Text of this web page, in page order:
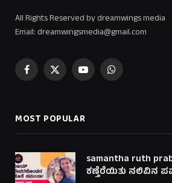
All Rights Reserved by dreamwings media
Email: dreamwingsmedia@gmail.com
Facebook
X
YouTubeWhatsApp
MOST POPULAR
samantha ruth
ಕಣ್ತೆರೆಯಿತು ನಲಿವಿನ